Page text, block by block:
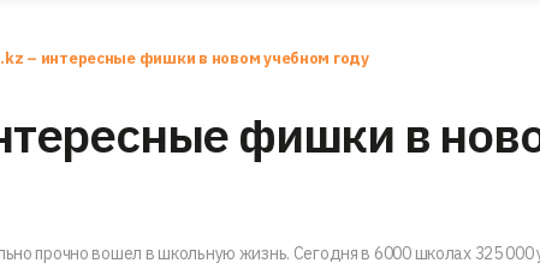
– интересные фишки в новом учебном году
фишки в
прочно вошел в школьную жизнь. Сегодня в 6000 школах 325 000